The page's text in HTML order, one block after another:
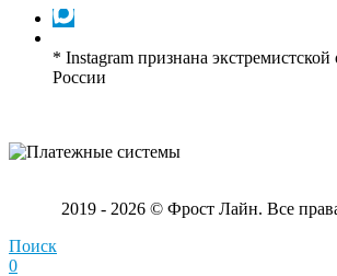
* Instagram признана экстремистской
России
2019 - 2026 © Фрост Лайн. Все
Поиск
0